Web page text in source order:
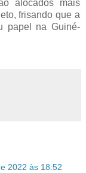
alocados mais
frisando que a
papel na Guiné-
2022 às 18:52